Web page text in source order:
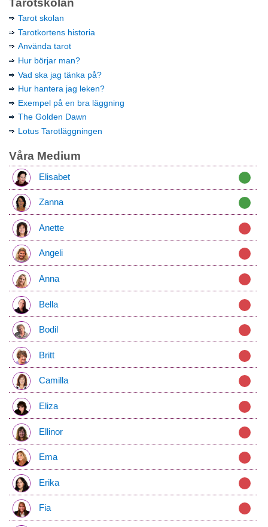
Tarot skolan
Tarotkortens historia
Använda tarot
Hur börjar man?
Vad ska jag tänka på?
Hur hantera jag leken?
Exempel på en bra läggning
The Golden Dawn
Lotus Tarotläggningen
Våra Medium
Elisabet
Zanna
Anette
Angeli
Anna
Bella
Bodil
Britt
Camilla
Eliza
Ellinor
Ema
Erika
Fia